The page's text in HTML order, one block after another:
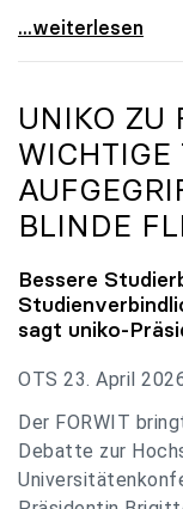
uniko zu
...weiterlesen
UNIKO ZU
WICHTIGE
BLINDE
Bessere
sagt uniko-
OTS 23. April
Der FORWIT
Debatte zur